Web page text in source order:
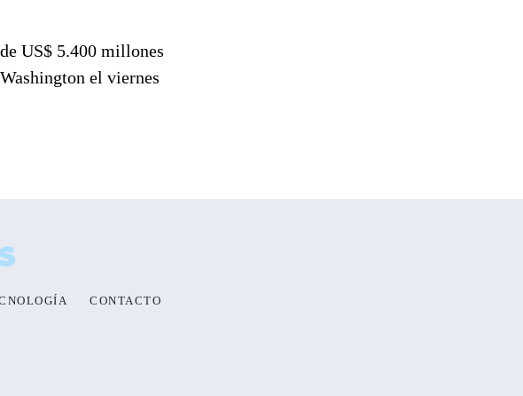
US$ 5.400 millones
el viernes
CONTACTO